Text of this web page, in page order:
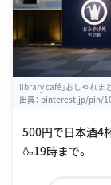
library café」おしゃれ
出典： pinterest.jp/pin/
500円で日本酒4
🍶19時まで。